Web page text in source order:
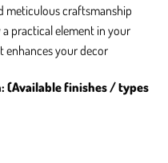
meticulous craftsmanship
practical element in your
enhances your decor
(Available finishes / types